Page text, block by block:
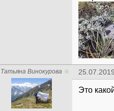
Татьяна Винокурова
Это